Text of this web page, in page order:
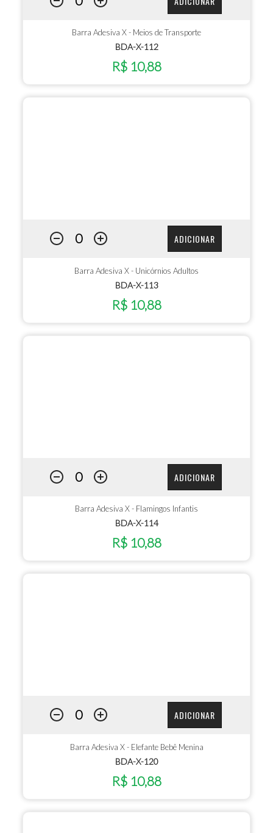
Barra Adesiva X - Meios de Transporte
BDA-X-112
R$ 10,88
ADICIONAR
Barra Adesiva X - Unicórnios Adultos
BDA-X-113
R$ 10,88
ADICIONAR
Barra Adesiva X - Flamingos Infantis
BDA-X-114
R$ 10,88
ADICIONAR
Barra Adesiva X - Elefante Bebê Menina
BDA-X-120
R$ 10,88